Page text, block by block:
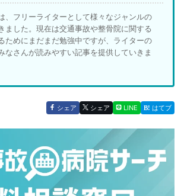
、フリーライターとして様々なジャンルの
ました。現在は交通事故や整骨院に関する
ためにまだまだ勉強中ですが、ライターの
なさんが読みやすい記事を提供していきま
シェア シェア LINE はてブ